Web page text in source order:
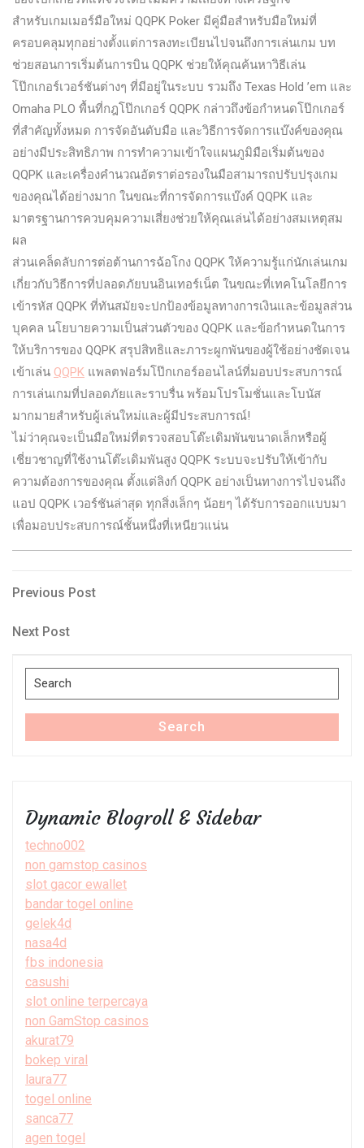
สําหรับเกมเมอร์มือใหม่ QQPK Poker มีคู่มือสําหรับมือใหม่ที่
ครอบคลุมทุกอย่างตั้งแต่การลงทะเบียนไปจนถึงการเล่นเกม บท
ช่วยสอนการเริ่มต้นการบิน QQPK ช่วยให้คุณค้นหาวิธีเล่น
โป๊กเกอร์เวอร์ชันต่างๆ ที่มีอยู่ในระบบ รวมถึง Texas Hold ’em และ
Omaha PLO พื้นที่กฎโป๊กเกอร์ QQPK กล่าวถึงข้อกําหนดโป๊กเกอร์
ที่สําคัญทั้งหมด การจัดอันดับมือ และวิธีการจัดการแบ๊งค์ของคุณ
อย่างมีประสิทธิภาพ การทําความเข้าใจแผนภูมิมือเริ่มต้นของ
QQPK และเครื่องคํานวณอัตราต่อรองในมือสามารถปรับปรุงเกม
ของคุณได้อย่างมาก ในขณะที่การจัดการแบ๊งค์ QQPK และ
มาตรฐานการควบคุมความเสี่ยงช่วยให้คุณเล่นได้อย่างสมเหตุสม
ผล
ส่วนเคล็ดลับการต่อต้านการฉ้อโกง QQPK ให้ความรู้แก่นักเล่นเกม
เกี่ยวกับวิธีการที่ปลอดภัยบนอินเทอร์เน็ต ในขณะที่เทคโนโลยีการ
เข้ารหัส QQPK ที่ทันสมัยจะปกป้องข้อมูลทางการเงินและข้อมูลส่วน
บุคคล นโยบายความเป็นส่วนตัวของ QQPK และข้อกําหนดในการ
ให้บริการของ QQPK สรุปสิทธิและภาระผูกพันของผู้ใช้อย่างชัดเจน
เข้าเล่น QQPK แพลตฟอร์มโป๊กเกอร์ออนไลน์ที่มอบประสบการณ์
การเล่นเกมที่ปลอดภัยและราบรื่น พร้อมโปรโมชั่นและโบนัส
มากมายสำหรับผู้เล่นใหม่และผู้มีประสบการณ์!
ไม่ว่าคุณจะเป็นมือใหม่ที่ตรวจสอบโต๊ะเดิมพันขนาดเล็กหรือผู้
เชี่ยวชาญที่ใช้งานโต๊ะเดิมพันสูง QQPK ระบบจะปรับให้เข้ากับ
ความต้องการของคุณ ตั้งแต่ลิงก์ QQPK อย่างเป็นทางการไปจนถึง
แอป QQPK เวอร์ชันล่าสุด ทุกสิ่งเล็กๆ น้อยๆ ได้รับการออกแบบมา
เพื่อมอบประสบการณ์ชั้นหนึ่งที่เหนียวแน่น
Post
navigation
Previous
Previous Post
Next
Next Post
Search
for:
Search
Dynamic Blogroll & Sidebar
techno002
non gamstop casinos
slot gacor ewallet
bandar togel online
gelek4d
nasa4d
fbs indonesia
casushi
slot online terpercaya
non GamStop casinos
akurat79
bokep viral
laura77
togel online
sanca77
agen togel